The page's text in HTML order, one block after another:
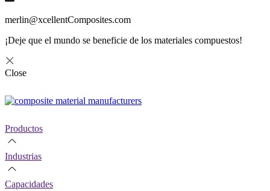
merlin@xcellentComposites.com
¡Deje que el mundo se beneficie de los materiales compuestos!
Close
Productos
Industrias
Capacidades